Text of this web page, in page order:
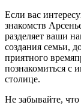
Если вас
знакомств
разделяет ваши
создания семьи,
приятного
познакомиться с
столице.
Не забывайте,